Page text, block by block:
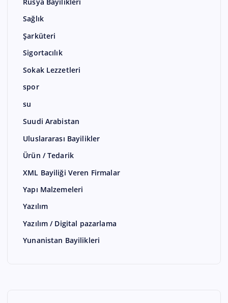
Sağlık
Şarküteri
Sigortacılık
Sokak Lezzetleri
spor
su
Suudi Arabistan
Uluslararası Bayilikler
Ürün / Tedarik
XML Bayiliği Veren Firmalar
Yapı Malzemeleri
Yazılım
Yazılım / Digital pazarlama
Yunanistan Bayilikleri